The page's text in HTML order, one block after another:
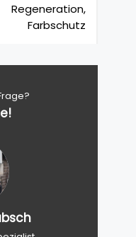
Regeneration,
Farbschutz